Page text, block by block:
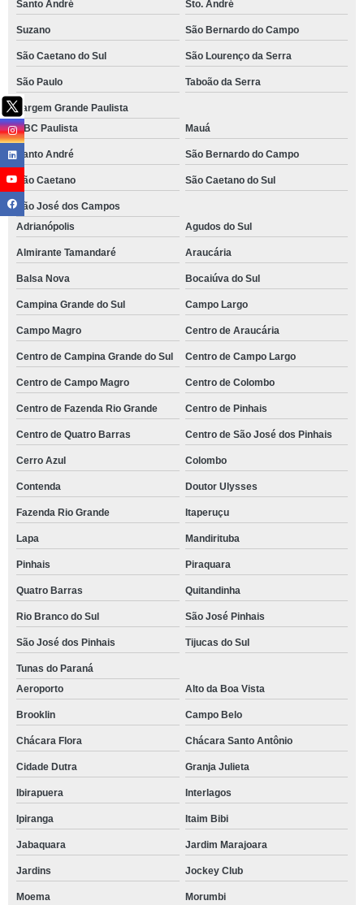
Santo André Sto. André
Suzano São Bernardo do Campo
São Caetano do Sul São Lourenço da Serra
São Paulo Taboão da Serra
Vargem Grande Paulista
ABC Paulista
Mauá
Santo André São Bernardo do Campo
São Caetano São Caetano do Sul
São José dos Campos
Adrianópolis
Agudos do Sul
Almirante Tamandaré Araucária
Balsa Nova Bocaiúva do Sul
Campina Grande do Sul Campo Largo
Campo Magro Centro de Araucária
Centro de Campina Grande do Sul Centro de Campo Largo
Centro de Campo Magro Centro de Colombo
Centro de Fazenda Rio Grande Centro de Pinhais
Centro de Quatro Barras Centro de São José dos Pinhais
Cerro Azul Colombo
Contenda Doutor Ulysses
Fazenda Rio Grande Itaperuçu
Lapa Mandirituba
Pinhais Piraquara
Quatro Barras Quitandinha
Rio Branco do Sul São José Pinhais
São José dos Pinhais Tijucas do Sul
Tunas do Paraná
Aeroporto
Alto da Boa Vista
Brooklin Campo Belo
Chácara Flora Chácara Santo Antônio
Cidade Dutra Granja Julieta
Ibirapuera Interlagos
Ipiranga Itaim Bibi
Jabaquara Jardim Marajoara
Jardins Jockey Club
Moema Morumbi